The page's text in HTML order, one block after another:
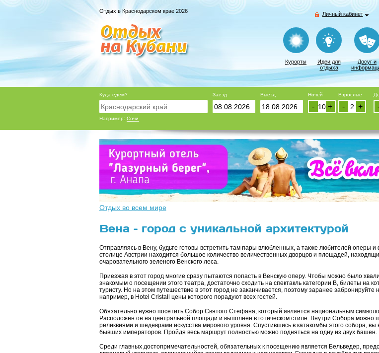
Отдых в Краснодарском крае 2026 Личный кабинет
Курорты
Идеи для
отдыха
Досуг и
Куда едем?
Например: Сочи
Заезд Выезд Ночей
+
-
Взрослые
+
-
Отдых во всем мире
Вена – город с уникальной архитектурой
Отправляясь в Вену, будьте готовы встретить там пары влюбленных, а также любителей оперы и
столице Австрии находится большое количество величественных дворцов и площадей,
очаровательного зеленого Венского леса.
Приезжая в этот город многие сразу пытаются попасть в Венскую оперу. Чтобы можно было
знакомым о посещении этого театра, достаточно сходить на спектакль категории В, билеты на
туристу. Но на этом путешествие в этот город не заканчивается, поэтому заранее забронируйте
например, в Hotel Cristall цены которого порадуют всех гостей.
Обязательно нужно посетить Собор Святого Стефана, который является национальным
Расположен он на центральной площади и выполнен в готическом стиле. Внутри Собора можно
реликвиями и шедеврами искусства мирового уровня. Спустившись в катакомбы этого собора, вы
бывших императоров. Пройдя весь маршрут полностью можно подняться на одну из двух башен.
Среди главных достопримечательностей, обязательных к посещению является Бельведер,